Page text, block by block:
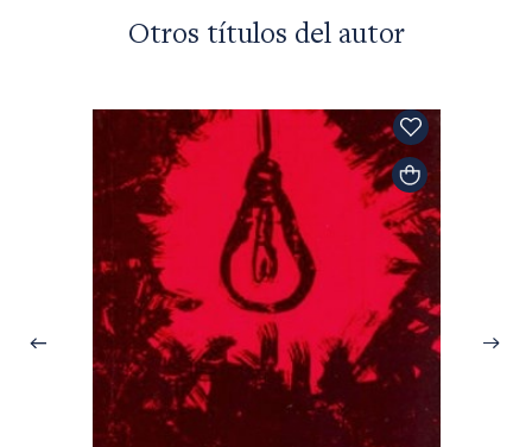
Otros títulos del autor